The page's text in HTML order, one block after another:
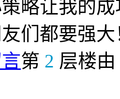
略让我的
们都要强大
第 2 层楼由